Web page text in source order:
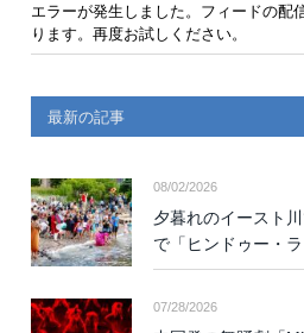
エラーが発生しました。フィードの配
ります。再度お試しください。
最新の記事
08/02/2026
夕暮れのイースト
で「ヒンドゥー・
07/28/2026